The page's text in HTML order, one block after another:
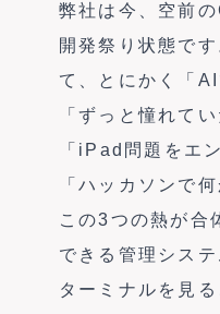
弊社は今、空前
開発祭り状態で
て、とにかく「
「ずっと憧れて
「iPad問題をエ
「ハッカソンで
この3つの熱が合
できる管理シス
ターミナルを見